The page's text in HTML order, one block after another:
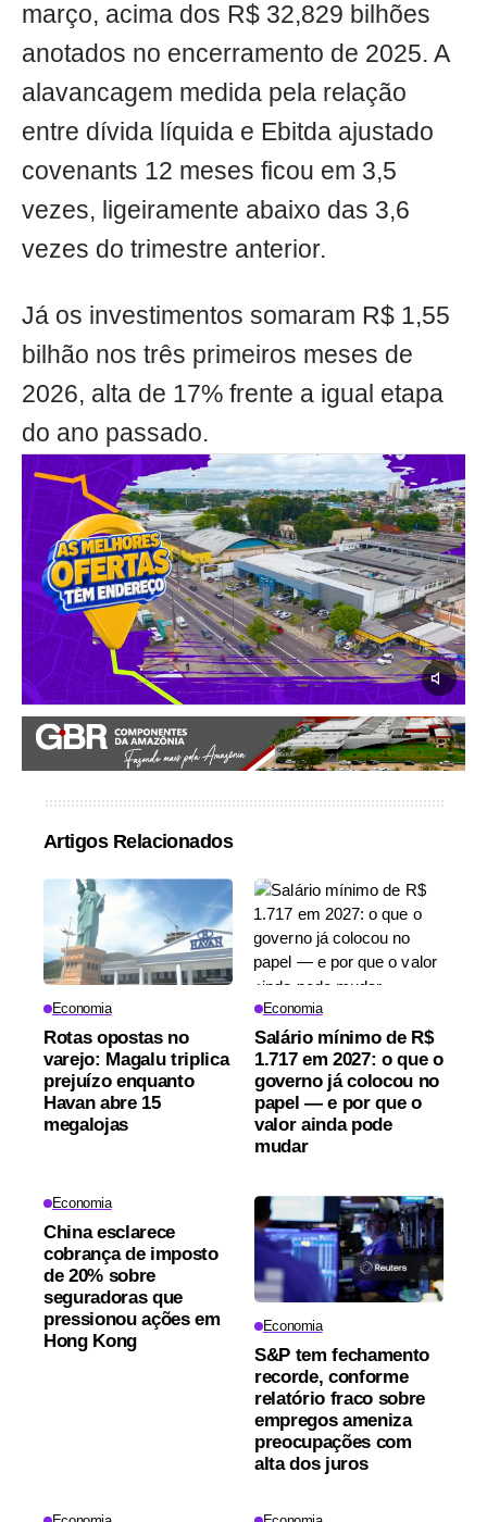
março, acima dos R$ 32,829 bilhões
anotados no encerramento de 2025. A
alavancagem medida pela relação
entre dívida líquida e Ebitda ajustado
covenants 12 meses ficou em 3,5
vezes, ligeiramente abaixo das 3,6
vezes do trimestre anterior.
Já os investimentos somaram R$ 1,55
bilhão nos três primeiros meses de
2026, alta de 17% frente a igual etapa
do ano passado.
Artigos Relacionados
Economia
Rotas opostas no
varejo: Magalu triplica
prejuízo enquanto
Havan abre 15
megalojas
Economia
Salário mínimo de R$
1.717 em 2027: o que o
governo já colocou no
papel — e por que o
valor ainda pode
mudar
Economia
China esclarece
cobrança de imposto
de 20% sobre
seguradoras que
pressionou ações em
Hong Kong
Economia
S&P tem fechamento
recorde, conforme
relatório fraco sobre
empregos ameniza
preocupações com
alta dos juros